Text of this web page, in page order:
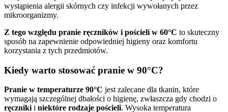
wystąpienia alergii skórnych czy infekcji wywołanych przez
mikroorganizmy.
Z tego względu pranie ręczników i pościeli w 60°C to skuteczny
sposób na zapewnienie odpowiedniej higieny oraz komfortu
korzystania z tych przedmiotów.
Kiedy warto stosować pranie w 90°C?
Pranie w temperaturze 90°C jest zalecane dla tkanin, które
wymagają szczególnej dbałości o higienę, zwłaszcza gdy chodzi o
ręcznikii niektóre rodzaje pościeli. Wysoka temperatura